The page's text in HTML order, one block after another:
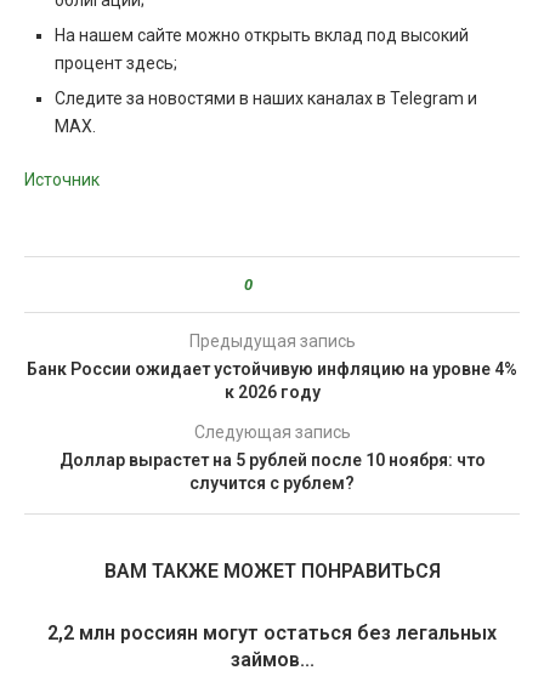
На нашем сайте можно открыть вклад под высокий
процент здесь;
Следите за новостями в наших каналах в Telegram и
MAX.
Источник
0
Предыдущая запись
Банк России ожидает устойчивую инфляцию на уровне 4%
к 2026 году
Следующая запись
Доллар вырастет на 5 рублей после 10 ноября: что
случится с рублем?
ВАМ ТАКЖЕ МОЖЕТ ПОНРАВИТЬСЯ
2,2 млн россиян могут остаться без легальных
займов...